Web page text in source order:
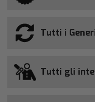
Tutti i
Tutti gli